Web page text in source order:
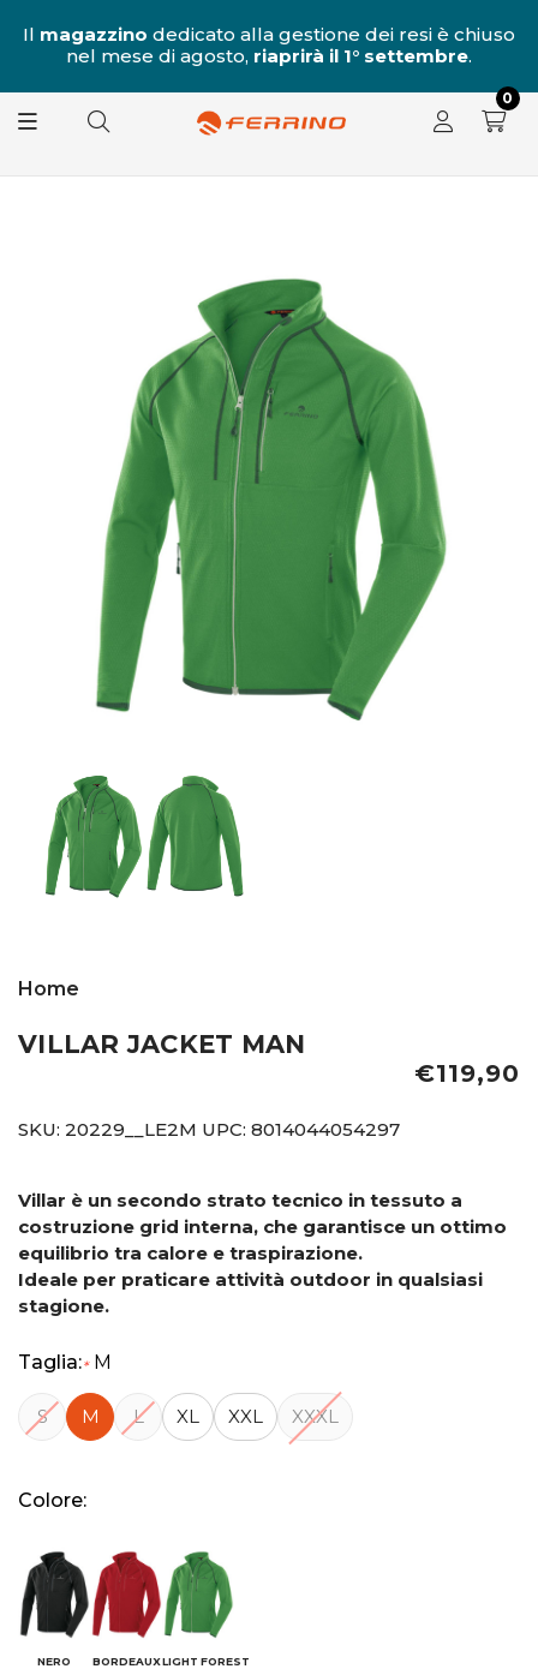
Il magazzino dedicato alla gestione dei resi è chiuso
nel mese di agosto, riaprirà il 1° settembre.
0
Home
VILLAR JACKET MAN
€119,90
SKU: 20229__LE2M UPC: 8014044054297
Villar è un secondo strato tecnico in tessuto a
costruzione grid interna, che garantisce un ottimo
equilibrio tra calore e traspirazione.
Ideale per praticare attività outdoor in qualsiasi
stagione.
Taglia:* M
S M L XL XXL XXXL
Colore:
NERO BORDEAUXLIGHT FOREST